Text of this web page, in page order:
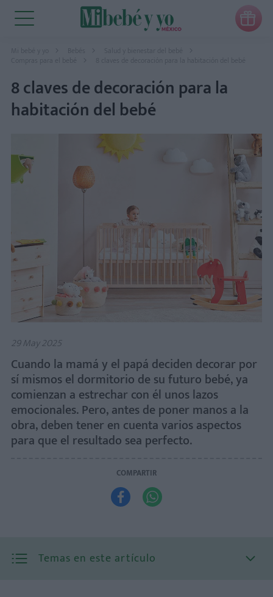

Mi bebé y yo Bebés
Salud y bienestar del bebé
8 claves de decoración para la habitación del bebé
8 claves de decoración para la
habitación del bebé
29 May 2025
Cuando la mamá y el papá deciden decorar por
sí mismos el dormitorio de su futuro bebé, ya
comienzan a estrechar con él unos lazos
emocionales. Pero, antes de poner manos a la
obra, deben tener en cuenta varios aspectos
para que el resultado sea perfecto.
COMPARTIR
 
Temas en este artículo